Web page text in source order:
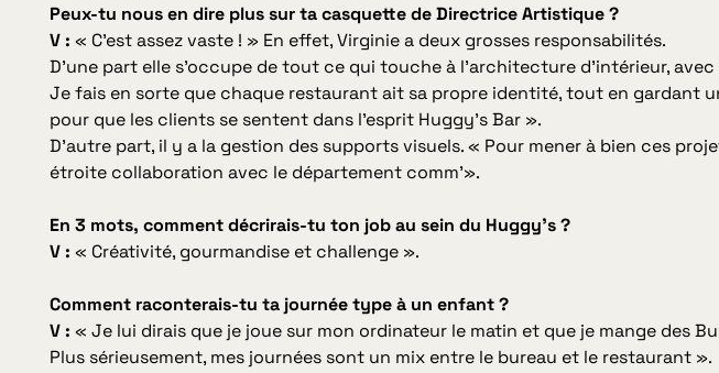
Peux-tu nous en dire plus sur ta casquette de Directrice Artistique ?
V : « C’est assez vaste ! » En effet, Virginie a deux grosses responsabilités.
D’une part elle s’occupe de tout ce qui touche à l’architecture d’intérieur,
Je fais en sorte que chaque restaurant ait sa propre identité, tout en gardant
pour que les clients se sentent dans l’esprit Huggy’s Bar ».
D’autre part, il y a la gestion des supports visuels.« Pour mener à bien ces
étroite collaboration avec le département comm’».
En 3 mots, comment décrirais-tu ton job au sein du Huggy’s ?
V :« Créativité, gourmandise et challenge ».
Comment raconterais-tu ta journée type à un enfant ?
V :« Je lui dirais que je joue sur mon ordinateur le matin et que je mange des
Plus sérieusement, mes journées sont un mix entre le bureau et le restaurant ».